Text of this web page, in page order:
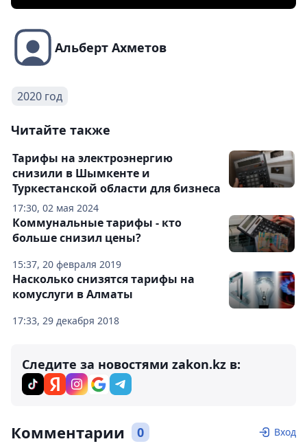
Альберт Ахметов
2020 год
Читайте также
17:30, 02 мая 2024
Тарифы на электроэнергию
снизили в Шымкенте и
Туркестанской области для бизнеса
15:37, 20 февраля 2019
Коммунальные тарифы - кто
больше снизил цены?
17:33, 29 декабря 2018
Насколько снизятся тарифы на
комуслуги в Алматы
Следите за новостями zakon.kz в:
Комментарии 0 Вход